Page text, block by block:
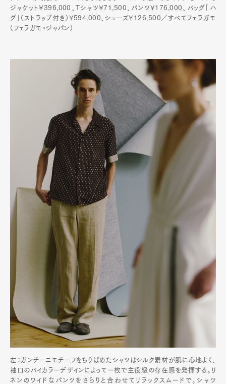
ジャケット¥396,000、Tシャツ¥71,500、パンツ¥176,000、バッグ「ハ
グ」（ストラップ付き）¥594,000、シューズ¥126,500／すべてフェラガモ
（フェラガモ・ジャパン）
左：ガンチーニモチーフをちりばめたシャツはシルク素材が肌に心地よく、
袖口のバイカラーデザインによって一枚で主役級の存在感を発揮する。リ
ネンのワイドなパンツをさらりと合わせてリラックスムードで。シャツ